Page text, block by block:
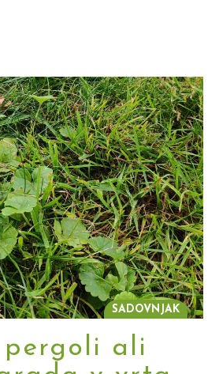
SADOVNJAK
ali